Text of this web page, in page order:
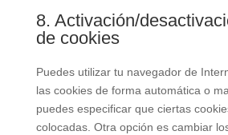
8. Activación/
de cookies
Puedes utilizar tu navegador de
las cookies de forma automática o
puedes especificar que ciertas
colocadas. Otra opción es cambiar